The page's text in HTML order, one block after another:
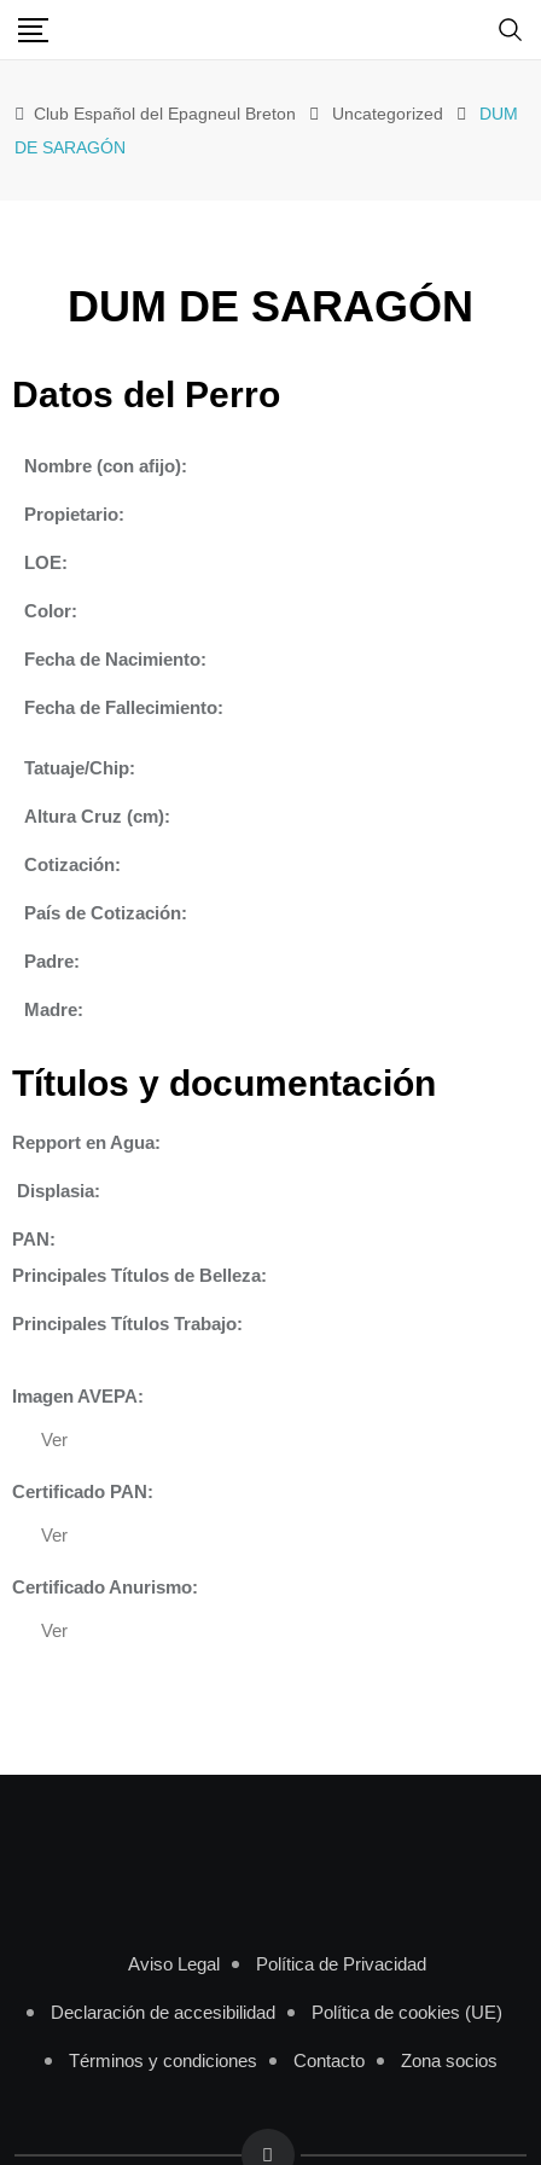
Club Español del Epagneul Breton Uncategorized
DUM
DE SARAGÓN
DUM DE SARAGÓN
Datos del Perro
Nombre (con afijo):
Propietario:
LOE:
Color:
Fecha de Nacimiento:
Fecha de Fallecimiento:
Tatuaje/Chip:
Altura Cruz (cm):
Cotización:
País de Cotización:
Padre:
Madre:
Títulos y documentación
Repport en Agua:
Displasia:
PAN:
Principales Títulos de Belleza:
Principales Títulos Trabajo:
Imagen AVEPA:
Ver
Certificado PAN:
Ver
Certificado Anurismo:
Ver
Aviso Legal Política de Privacidad
Declaración de accesibilidad Política de cookies (UE)
Términos y condiciones Contacto Zona socios